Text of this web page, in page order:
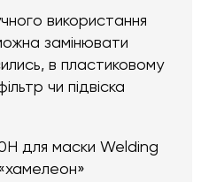
використання
замінювати
в пластиковому
чи підвіска
для маски Welding